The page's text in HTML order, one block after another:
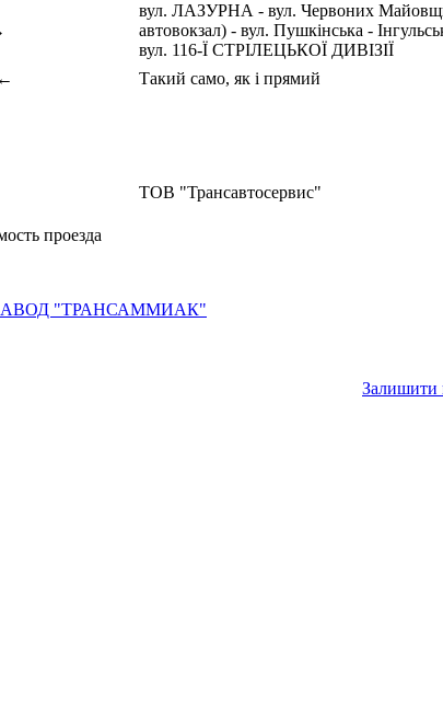
вул. ЛАЗУРНА - вул. Червоних
автовокзал) - вул. Пушкінська -
вул. 116-Ї СТРІЛЕЦЬКОЇ ДИВІЗІЇ
Такий само, як і прямий
ТОВ "Трансавтосервис"
проезда
"ТРАНСАММИАК"
Залишити